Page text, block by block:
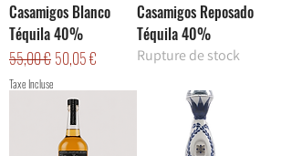
Casamigos Blanco
Téquila 40%
Prix original
55,00 € Prix promotionnel
50,05 €
Taxe Incluse
Casamigos Reposado
Téquila 40%
Rupture de stock